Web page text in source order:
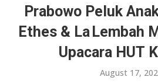
Prabowo Peluk
Ethes & La Lembah
Upacara HUT
August 17,